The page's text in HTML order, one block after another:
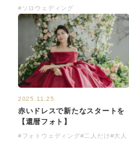
#ソロウェディング
2025.11.25
赤いドレスで新たなスタートを
【還暦フォト】
#フォトウェディング#二人だけ#大人